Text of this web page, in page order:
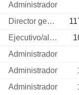
Administrador
Director general
Ejecutivo/alto directivo
Administrador
Administrador
Administrador